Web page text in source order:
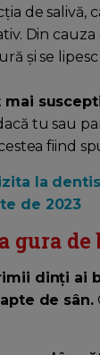
de salivă,
Din
și se
mai
tu sau
fiind
la
de 2023
gura
dinți ai
de sân.